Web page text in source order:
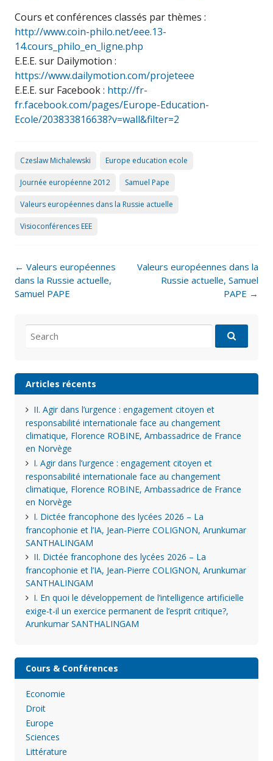
Cours et conférences classés par thèmes :
http://www.coin-philo.net/eee.13-
14.cours_philo_en_ligne.php
E.E.E. sur Dailymotion :
https://www.dailymotion.com/projeteee
E.E.E. sur Facebook : http://fr-
fr.facebook.com/pages/Europe-Education-
Ecole/203833816638?v=wall&filter=2
Czeslaw Michalewski Europe education ecole
Journée européenne 2012 Samuel Pape
Valeurs européennes dans la Russie actuelle
Visioconférences EEE
Post
navigation
← Valeurs européennes
dans la Russie actuelle,
Samuel PAPE
Valeurs européennes dans la
Russie actuelle, Samuel
PAPE →
for:
Articles récents
II. Agir dans l’urgence : engagement citoyen et
responsabilité internationale face au changement
climatique, Florence ROBINE, Ambassadrice de France
en Norvège
I. Agir dans l’urgence : engagement citoyen et
responsabilité internationale face au changement
climatique, Florence ROBINE, Ambassadrice de France
en Norvège
I. Dictée francophone des lycées 2026 – La
francophonie et l’IA, Jean-Pierre COLIGNON, Arunkumar
SANTHALINGAM
II. Dictée francophone des lycées 2026 – La
francophonie et l’IA, Jean-Pierre COLIGNON, Arunkumar
SANTHALINGAM
I. En quoi le développement de l’intelligence artificielle
exige-t-il un exercice permanent de l’esprit critique?,
Arunkumar SANTHALINGAM
Cours & Conférences
Economie
Droit
Europe
Sciences
Littérature